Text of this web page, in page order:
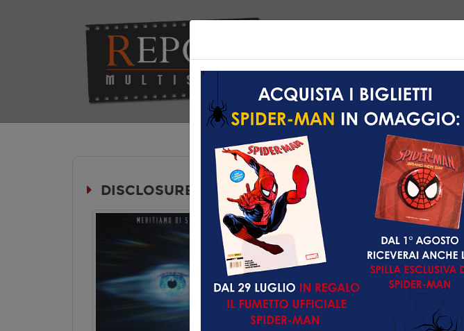
Home | Biglietteria Prossimamente
DISCLOSURE DAY
Durata: 145 min
Genere: Fantascienza, Thriller,
Mistero